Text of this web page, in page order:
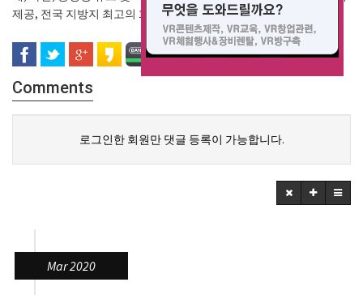
제공, 전국 지방지 최고의 1등 ...
Comments
로그인한 회원만 댓글 등록이 가능합니다.
Mar 2020